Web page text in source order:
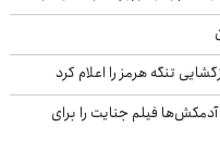
تنگه هرمز را اعلام کرد
فیلم جنایت را برای